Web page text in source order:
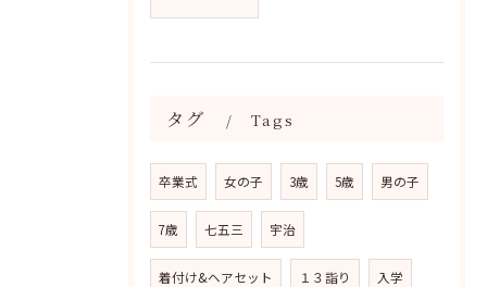
タグ Tags
卒業式 女の子 3歳 5歳 男の子
7歳 七五三 宇治
着付け&ヘアセット １３詣り 入学